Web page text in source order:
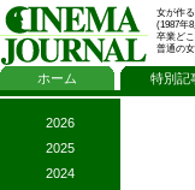
女が作
(1987年
卒業ど
普通の
ホーム 特別記
2026
2025
2024